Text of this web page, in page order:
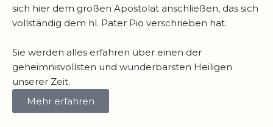
sich hier dem großen Apostolat anschließen, das sich
vollständig dem hl. Pater Pio verschrieben hat.
Sie werden alles erfahren über einen der
geheimnisvollsten und wunderbarsten Heiligen
unserer Zeit.
Mehr erfahren